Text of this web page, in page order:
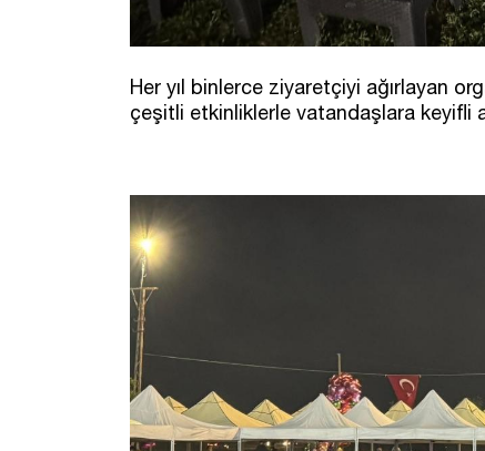
Her yıl binlerce ziyaretçiyi ağırlayan
çeşitli etkinliklerle vatandaşlara keyifli